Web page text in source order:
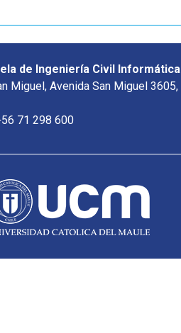
de Ingeniería Civil Informática
Miguel, Avenida San Miguel 3605,
71 298 600